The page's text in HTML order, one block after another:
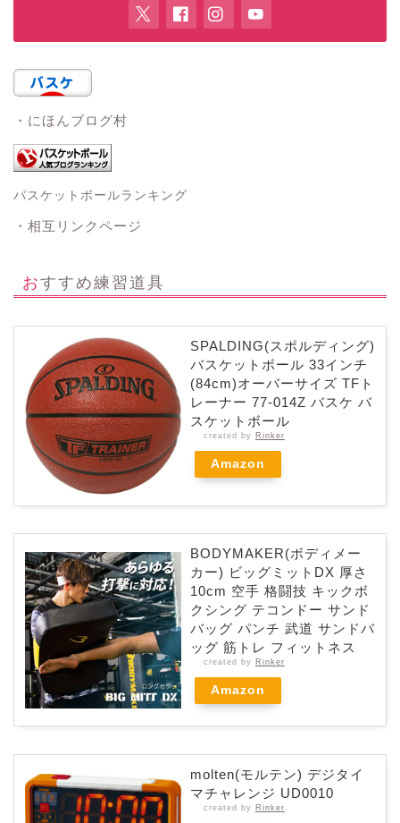
・にほんブログ村
バスケットボールランキング
・相互リンクページ
おすすめ練習道具
SPALDING(スポルディング)
バスケットボール 33インチ
(84cm)オーバーサイズ TFト
レーナー 77-014Z バスケ バ
スケットボール
created by Rinker
Amazon
BODYMAKER(ボディメー
カー) ビッグミットDX 厚さ
10cm 空手 格闘技 キックボ
クシング テコンドー サンド
バッグ パンチ 武道 サンドバ
ッグ 筋トレ フィットネス
created by Rinker
Amazon
molten(モルテン) デジタイ
マチャレンジ UD0010
created by Rinker